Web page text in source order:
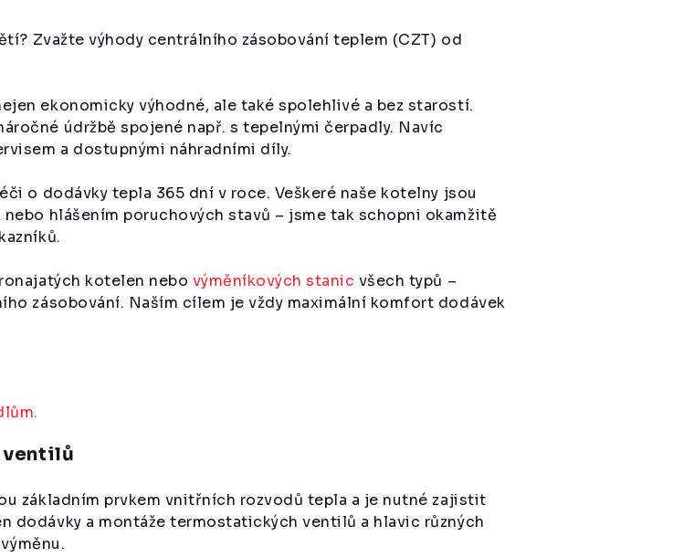
Zvažte výhody centrálního zásobování teplem (CZT) od
ekonomicky výhodné, ale také spolehlivé a bez starostí.
údržbě spojené např. s tepelnými čerpadly. Navíc
a dostupnými náhradními díly.
o dodávky tepla 365 dní v roce. Veškeré naše kotelny jsou
hlášením poruchových stavů – jsme tak schopni okamžitě
kotelen nebo výměníkových stanic všech typů –
zásobování. Naším cílem je vždy maximální komfort dodávek
ventilů
základním prvkem vnitřních rozvodů tepla a je nutné zajistit
dodávky a montáže termostatických ventilů a hlavic různých